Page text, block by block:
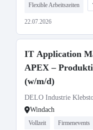
Flexible Arbeitszeiten
22.07.2026
IT Application
APEX –
(w/m/d)
DELO Industrie
Windach
Vollzeit Firmenevents